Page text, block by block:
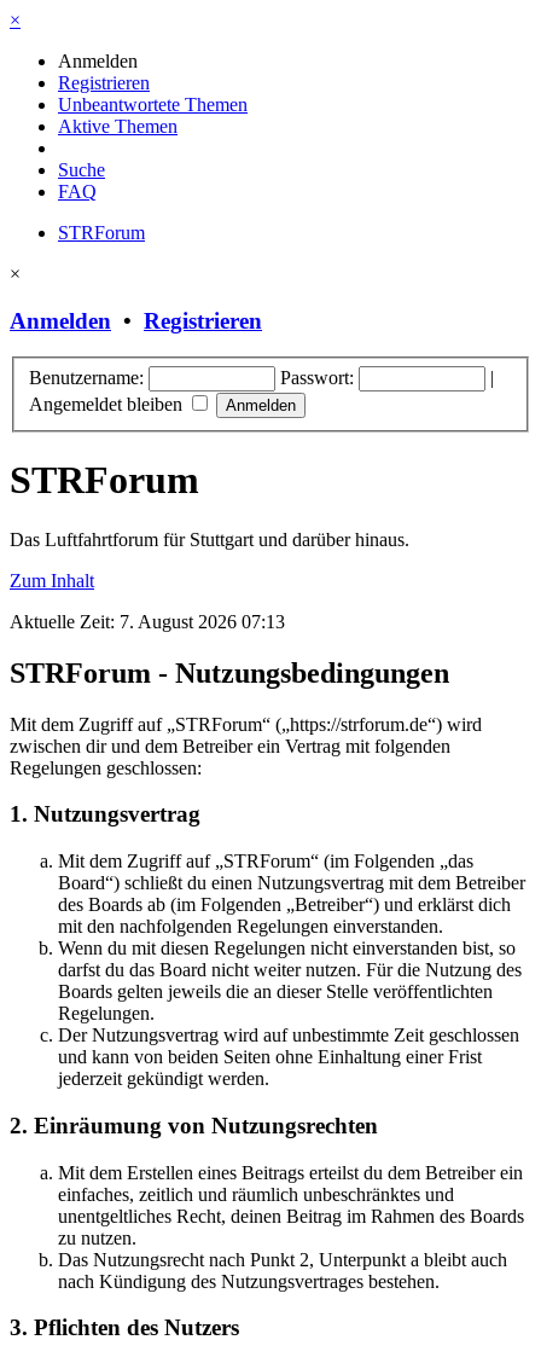
×
Anmelden
Registrieren
Unbeantwortete Themen
Aktive Themen
Suche
FAQ
STRForum
×
Anmelden • Registrieren
Benutzername: Passwort:
|
Angemeldet bleiben
STRForum
Das Luftfahrtforum für Stuttgart und darüber hinaus.
Zum Inhalt
Aktuelle Zeit: 7. August 2026 07:13
STRForum - Nutzungsbedingungen
Mit dem Zugriff auf „STRForum“ („https://strforum.de“) wird
zwischen dir und dem Betreiber ein Vertrag mit folgenden
Regelungen geschlossen:
1. Nutzungsvertrag
Mit dem Zugriff auf „STRForum“ (im Folgenden „das
Board“) schließt du einen Nutzungsvertrag mit dem Betreiber
des Boards ab (im Folgenden „Betreiber“) und erklärst dich
mit den nachfolgenden Regelungen einverstanden.
Wenn du mit diesen Regelungen nicht einverstanden bist, so
darfst du das Board nicht weiter nutzen. Für die Nutzung des
Boards gelten jeweils die an dieser Stelle veröffentlichten
Regelungen.
Der Nutzungsvertrag wird auf unbestimmte Zeit geschlossen
und kann von beiden Seiten ohne Einhaltung einer Frist
jederzeit gekündigt werden.
2. Einräumung von Nutzungsrechten
Mit dem Erstellen eines Beitrags erteilst du dem Betreiber ein
einfaches, zeitlich und räumlich unbeschränktes und
unentgeltliches Recht, deinen Beitrag im Rahmen des Boards
zu nutzen.
Das Nutzungsrecht nach Punkt 2, Unterpunkt a bleibt auch
nach Kündigung des Nutzungsvertrages bestehen.
3. Pflichten des Nutzers